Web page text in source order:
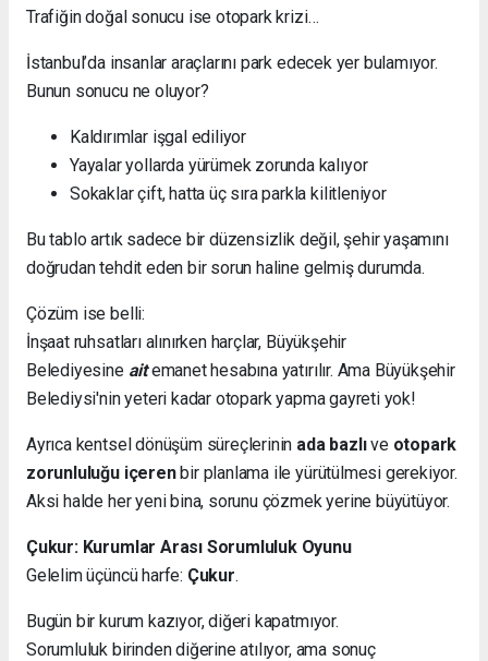
Trafiğin doğal sonucu ise otopark krizi…
İstanbul’da insanlar araçlarını park edecek yer bulamıyor.
Bunun sonucu ne oluyor?
Kaldırımlar işgal ediliyor
Yayalar yollarda yürümek zorunda kalıyor
Sokaklar çift, hatta üç sıra parkla kilitleniyor
Bu tablo artık sadece bir düzensizlik değil, şehir yaşamını
doğrudan tehdit eden bir sorun haline gelmiş durumda.
Çözüm ise belli:
İnşaat ruhsatları alınırken harçlar, Büyükşehir
Belediyesine aitemanet hesabına yatırılır. Ama Büyükşehir
Belediysi'nin yeteri kadar otopark yapma gayreti yok!
Ayrıca kentsel dönüşüm süreçlerinin ada bazlıve otopark
zorunluluğu içerenbir planlama ile yürütülmesi gerekiyor.
Aksi halde her yeni bina, sorunu çözmek yerine büyütüyor.
Çukur: Kurumlar Arası Sorumluluk Oyunu
Gelelim üçüncü harfe: Çukur.
Bugün bir kurum kazıyor, diğeri kapatmıyor.
Sorumluluk birinden diğerine atılıyor, ama sonuç